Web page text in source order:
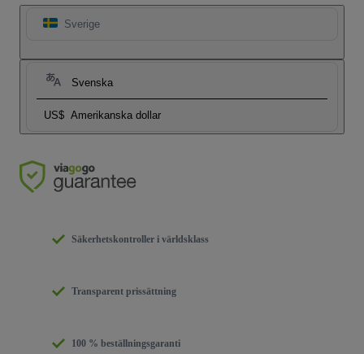
Sverige
Svenska
US$ Amerikanska dollar
Säkerhetskontroller i världsklass
Transparent prissättning
100 % beställningsgaranti